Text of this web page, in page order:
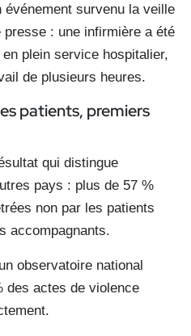
survenu la veille
: une infirmière a été
en plein service hospitalier,
de plusieurs heures.
patients, premiers
qui distingue
pays : plus de 57 %
non par les patients
accompagnants.
observatoire national
des actes de violence